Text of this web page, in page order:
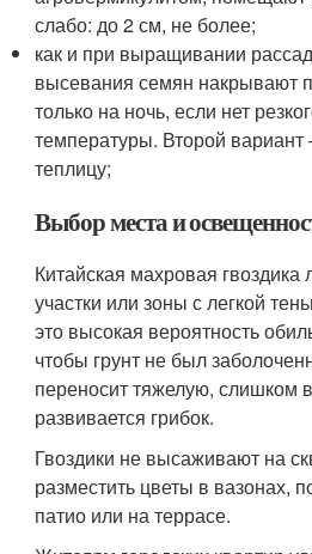
слабо: до 2 см, не более;
как и при выращивании
высевания семян накрывают
только на ночь, если нет
температуры. Второй
теплицу;
Выбор места и
Китайская махровая
участки или зоны с легкой
это высокая вероятность
чтобы грунт не был
переносит тяжелую, слишком
развивается грибок.
Гвоздики не высаживают на
разместить цветы в вазонах,
патио или на террасе.